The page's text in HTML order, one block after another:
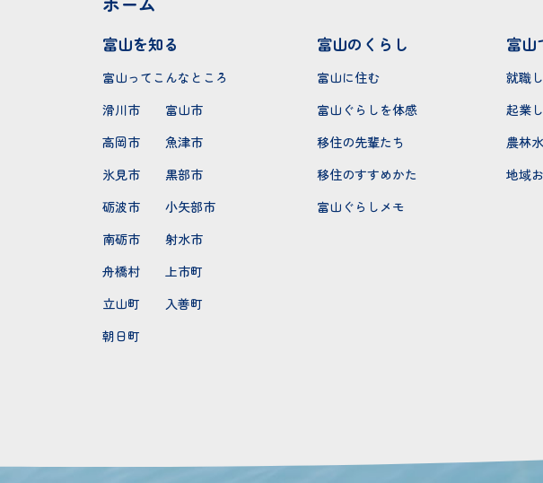
富山を知る
富山ってこんなところ
滑川市
富山市
高岡市
魚津市
氷見市
黒部市
砺波市
小矢部市
南砺市
射水市
舟橋村
上市町
立山町
入善町
朝日町
富山のくらし
富山に住む
富山ぐらしを体感
移住の先輩たち
移住のすすめかた
富山ぐらしメモ
富山
就職
起業
農林
地域